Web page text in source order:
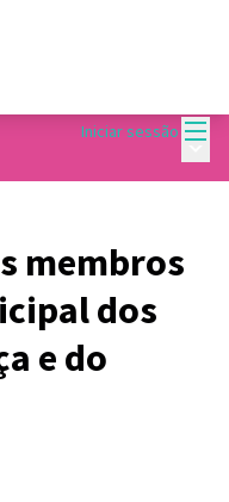
Iniciar sessão
membros
dos
e do